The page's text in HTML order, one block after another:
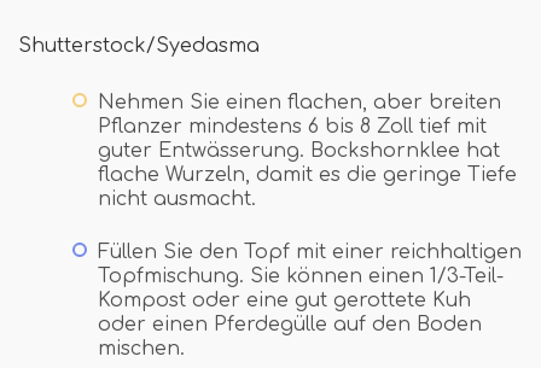
Shutterstock/Syedasma
Nehmen Sie einen flachen, aber breiten
Pflanzer mindestens 6 bis 8 Zoll tief mit
guter Entwässerung. Bockshornklee hat
flache Wurzeln, damit es die geringe Tiefe
nicht ausmacht.
Füllen Sie den Topf mit einer reichhaltigen
Topfmischung. Sie können einen 1/3-Teil-
Kompost oder eine gut gerottete Kuh
oder einen Pferdegülle auf den Boden
mischen.